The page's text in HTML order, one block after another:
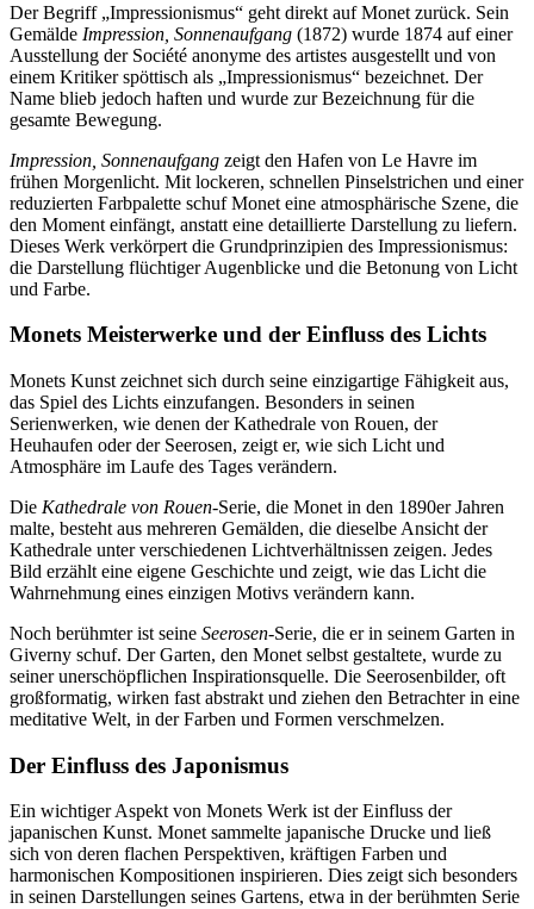
Der Begriff „Impressionismus“ geht direkt auf Monet zurück. Sein
Gemälde Impression, Sonnenaufgang (1872) wurde 1874 auf einer
Ausstellung der Société anonyme des artistes ausgestellt und von
einem Kritiker spöttisch als „Impressionismus“ bezeichnet. Der
Name blieb jedoch haften und wurde zur Bezeichnung für die
gesamte Bewegung.
Impression, Sonnenaufgang zeigt den Hafen von Le Havre im
frühen Morgenlicht. Mit lockeren, schnellen Pinselstrichen und einer
reduzierten Farbpalette schuf Monet eine atmosphärische Szene, die
den Moment einfängt, anstatt eine detaillierte Darstellung zu liefern.
Dieses Werk verkörpert die Grundprinzipien des Impressionismus:
die Darstellung flüchtiger Augenblicke und die Betonung von Licht
und Farbe.
Monets Meisterwerke und der Einfluss des Lichts
Monets Kunst zeichnet sich durch seine einzigartige Fähigkeit aus,
das Spiel des Lichts einzufangen. Besonders in seinen
Serienwerken, wie denen der Kathedrale von Rouen, der
Heuhaufen oder der Seerosen, zeigt er, wie sich Licht und
Atmosphäre im Laufe des Tages verändern.
Die Kathedrale von Rouen-Serie, die Monet in den 1890er Jahren
malte, besteht aus mehreren Gemälden, die dieselbe Ansicht der
Kathedrale unter verschiedenen Lichtverhältnissen zeigen. Jedes
Bild erzählt eine eigene Geschichte und zeigt, wie das Licht die
Wahrnehmung eines einzigen Motivs verändern kann.
Noch berühmter ist seine Seerosen-Serie, die er in seinem Garten in
Giverny schuf. Der Garten, den Monet selbst gestaltete, wurde zu
seiner unerschöpflichen Inspirationsquelle. Die Seerosenbilder, oft
großformatig, wirken fast abstrakt und ziehen den Betrachter in eine
meditative Welt, in der Farben und Formen verschmelzen.
Der Einfluss des Japonismus
Ein wichtiger Aspekt von Monets Werk ist der Einfluss der
japanischen Kunst. Monet sammelte japanische Drucke und ließ
sich von deren flachen Perspektiven, kräftigen Farben und
harmonischen Kompositionen inspirieren. Dies zeigt sich besonders
in seinen Darstellungen seines Gartens, etwa in der berühmten Serie